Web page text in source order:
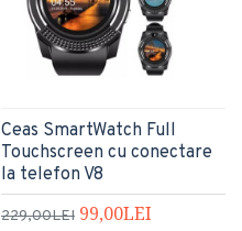
Ceas SmartWatch Full
Touchscreen cu conectare
la telefon V8
229,00LEI 99,00LEI